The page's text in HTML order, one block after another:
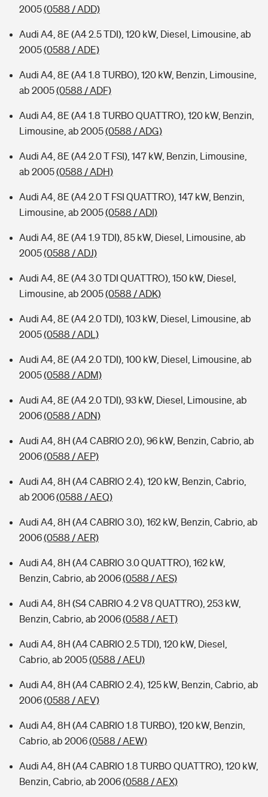
2005(0588 / ADD)
Audi A4, 8E (A4 2.5 TDI), 120 kW, Diesel, Limousine, ab
2005(0588 / ADE)
Audi A4, 8E (A4 1.8 TURBO), 120 kW, Benzin, Limousine,
ab 2005(0588 / ADF)
Audi A4, 8E (A4 1.8 TURBO QUATTRO), 120 kW, Benzin,
Limousine, ab 2005(0588 / ADG)
Audi A4, 8E (A4 2.0 T FSI), 147 kW, Benzin, Limousine,
ab 2005(0588 / ADH)
Audi A4, 8E (A4 2.0 T FSI QUATTRO), 147 kW, Benzin,
Limousine, ab 2005(0588 / ADI)
Audi A4, 8E (A4 1.9 TDI), 85 kW, Diesel, Limousine, ab
2005(0588 / ADJ)
Audi A4, 8E (A4 3.0 TDI QUATTRO), 150 kW, Diesel,
Limousine, ab 2005(0588 / ADK)
Audi A4, 8E (A4 2.0 TDI), 103 kW, Diesel, Limousine, ab
2005(0588 / ADL)
Audi A4, 8E (A4 2.0 TDI), 100 kW, Diesel, Limousine, ab
2005(0588 / ADM)
Audi A4, 8E (A4 2.0 TDI), 93 kW, Diesel, Limousine, ab
2006(0588 / ADN)
Audi A4, 8H (A4 CABRIO 2.0), 96 kW, Benzin, Cabrio, ab
2006(0588 / AEP)
Audi A4, 8H (A4 CABRIO 2.4), 120 kW, Benzin, Cabrio,
ab 2006(0588 / AEQ)
Audi A4, 8H (A4 CABRIO 3.0), 162 kW, Benzin, Cabrio, ab
2006(0588 / AER)
Audi A4, 8H (A4 CABRIO 3.0 QUATTRO), 162 kW,
Benzin, Cabrio, ab 2006(0588 / AES)
Audi A4, 8H (S4 CABRIO 4.2 V8 QUATTRO), 253 kW,
Benzin, Cabrio, ab 2006(0588 / AET)
Audi A4, 8H (A4 CABRIO 2.5 TDI), 120 kW, Diesel,
Cabrio, ab 2005(0588 / AEU)
Audi A4, 8H (A4 CABRIO 2.4), 125 kW, Benzin, Cabrio, ab
2006(0588 / AEV)
Audi A4, 8H (A4 CABRIO 1.8 TURBO), 120 kW, Benzin,
Cabrio, ab 2006(0588 / AEW)
Audi A4, 8H (A4 CABRIO 1.8 TURBO QUATTRO), 120 kW,
Benzin, Cabrio, ab 2006(0588 / AEX)